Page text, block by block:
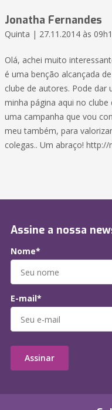
Jonatha Fernandes
Quinta | 27.11.2014 às
Olá, achei muito
é uma benção alcançada
clube de autores. Pode
minha página aqui no
uma campanha que vou
meu também, para
colegas.. Um abraço! http://
Assine a nossa
Nome*
E-mail*
Assinar